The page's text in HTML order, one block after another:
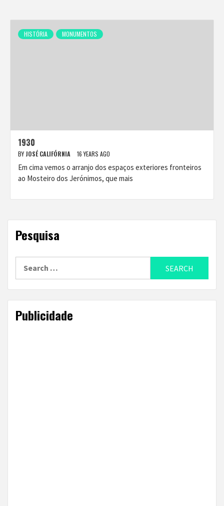
HISTÓRIA MONUMENTOS
1930
BY JOSÉ CALIFÓRNIA 16 YEARS AGO
Em cima vemos o arranjo dos espaços exteriores fronteiros
ao Mosteiro dos Jerónimos, que mais
Pesquisa
Publicidade